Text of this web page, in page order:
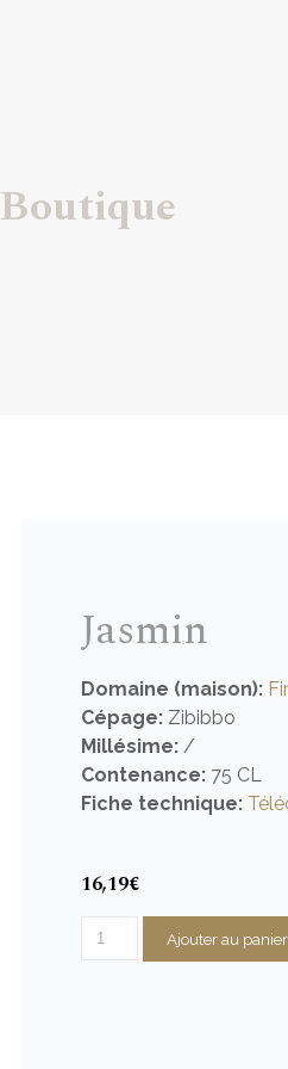
Boutique
Jasmin
Domaine (maison):
Cépage: Zibibbo
Millésime: /
Contenance: 75 CL
Fiche technique:
16,19€
quantité
Ajouter au panier